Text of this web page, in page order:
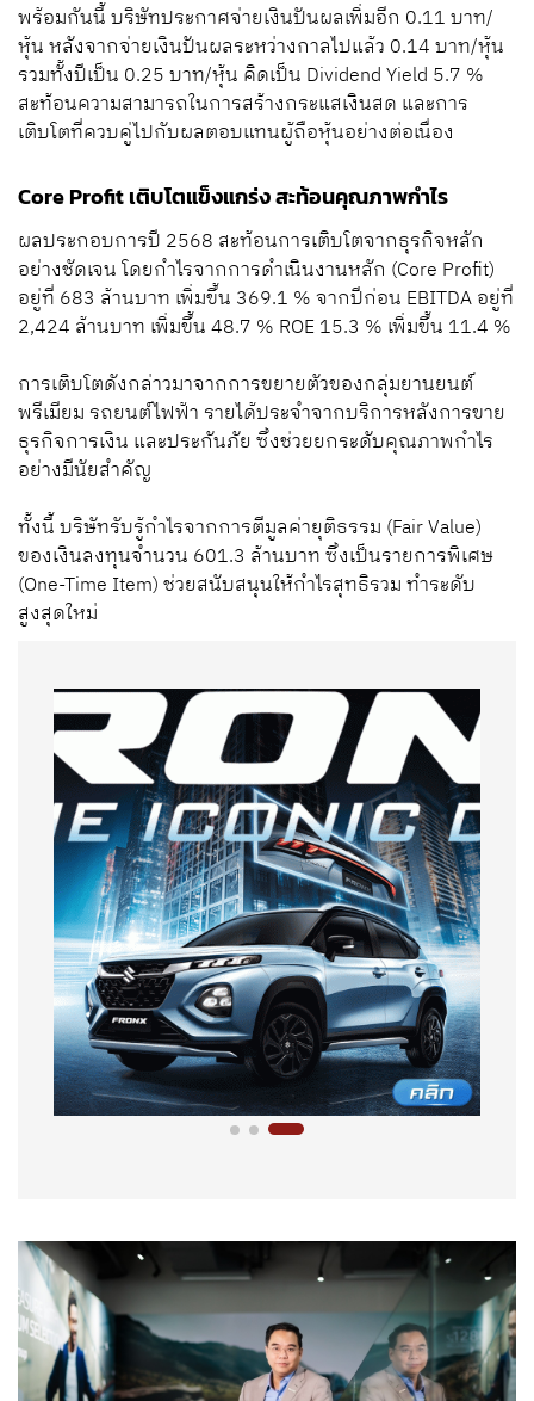
พร้อมกันนี้ บริษัทประกาศจ่ายเงินปันผลเพิ่มอีก 0.11 บาท/
หุ้น หลังจากจ่ายเงินปันผลระหว่างกาลไปแล้ว 0.14 บาท/หุ้น
รวมทั้งปีเป็น 0.25 บาท/หุ้น คิดเป็น Dividend Yield 5.7 %
สะท้อนความสามารถในการสร้างกระแสเงินสด และการ
เติบโตที่ควบคู่ไปกับผลตอบแทนผู้ถือหุ้นอย่างต่อเนื่อง
Core Profit เติบโตแข็งแกร่ง สะท้อนคุณภาพกำไร
ผลประกอบการปี 2568 สะท้อนการเติบโตจากธุรกิจหลัก
อย่างชัดเจน โดยกำไรจากการดำเนินงานหลัก (Core Profit)
อยู่ที่ 683 ล้านบาท เพิ่มขึ้น 369.1 % จากปีก่อน EBITDA อยู่ที่
2,424 ล้านบาท เพิ่มขึ้น 48.7 % ROE 15.3 % เพิ่มขึ้น 11.4 %
การเติบโตดังกล่าวมาจากการขยายตัวของกลุ่มยานยนต์
พรีเมียม รถยนต์ไฟฟ้า รายได้ประจำจากบริการหลังการขาย
ธุรกิจการเงิน และประกันภัย ซึ่งช่วยยกระดับคุณภาพกำไร
อย่างมีนัยสำคัญ
ทั้งนี้ บริษัทรับรู้กำไรจากการตีมูลค่ายุติธรรม (Fair Value)
ของเงินลงทุนจำนวน 601.3 ล้านบาท ซึ่งเป็นรายการพิเศษ
(One-Time Item) ช่วยสนับสนุนให้กำไรสุทธิรวม ทำระดับ
สูงสุดใหม่